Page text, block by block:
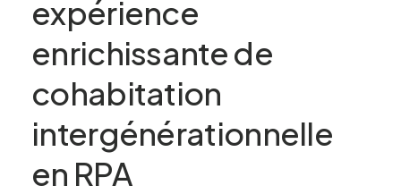
expérience
enrichissante de
cohabitation
intergénérationnelle
en RPA